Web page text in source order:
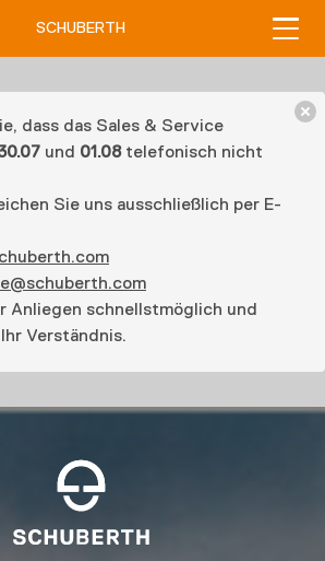
SCHUBERTH
dass das Sales & Service
und 01.08telefonisch nicht
Sie uns ausschließlich per E-
Anliegen schnellstmöglich und
Verständnis.